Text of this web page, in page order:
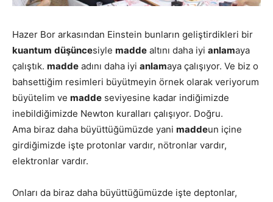
Hazer Bor arkasından Einstein bunların geliştirdikleri bir
kuantum düşüncesiyle madde altını daha iyi anlamaya
çalıştık. madde adını daha iyi anlamaya çalışıyor. Ve biz o
bahsettiğim resimleri büyütmeyin örnek olarak veriyorum
büyütelim ve madde seviyesine kadar indiğimizde
inebildiğimizde Newton kuralları çalışıyor. Doğru.
Ama biraz daha büyüttüğümüzde yani maddeun içine
girdiğimizde işte protonlar vardır, nötronlar vardır,
elektronlar vardır.
Onları da biraz daha büyüttüğümüzde işte deptonlar,